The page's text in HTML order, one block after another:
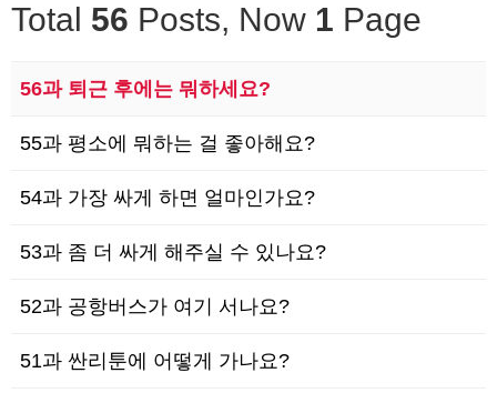
Total 56 Posts, Now 1 Page
56과 퇴근 후에는 뭐하세요?
55과 평소에 뭐하는 걸 좋아해요?
54과 가장 싸게 하면 얼마인가요?
53과 좀 더 싸게 해주실 수 있나요?
52과 공항버스가 여기 서나요?
51과 싼리툰에 어떻게 가나요?